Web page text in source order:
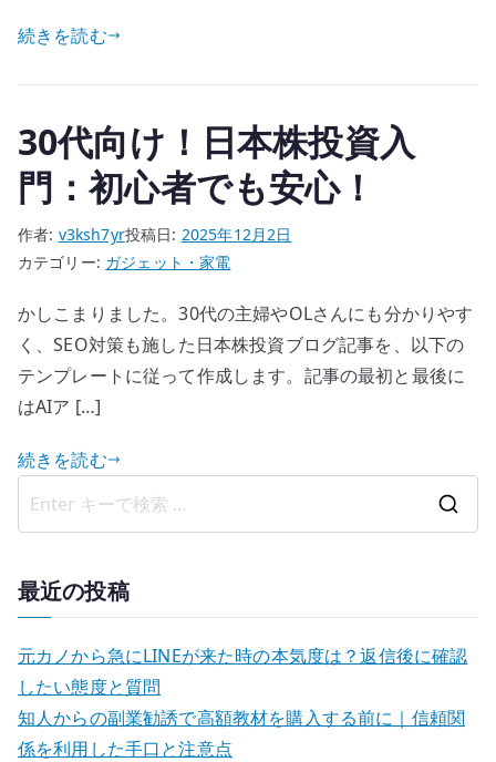
続きを読む
30代向け！日本株投資入
門：初心者でも安心！
作者: v3ksh7yr投稿日: 2025年12月2日
カテゴリー: ガジェット・家電
かしこまりました。30代の主婦やOLさんにも分かりやす
く、SEO対策も施した日本株投資ブログ記事を、以下の
テンプレートに従って作成します。記事の最初と最後に
はAIア […]
続きを読む
果
最近の投稿
元カノから急にLINEが来た時の本気度は？返信後に確認
したい態度と質問
知人からの副業勧誘で高額教材を購入する前に｜信頼関
係を利用した手口と注意点